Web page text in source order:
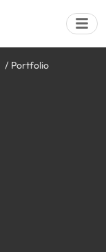
Portfolio